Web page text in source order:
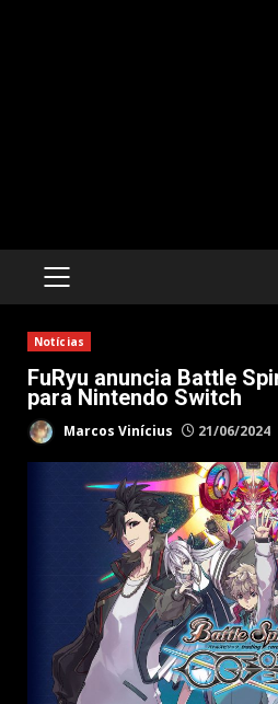
PRIMARY
Notícias
FuRyu anuncia Battle
para Nintendo Switch
Marcos Vinícius 21/06/2024